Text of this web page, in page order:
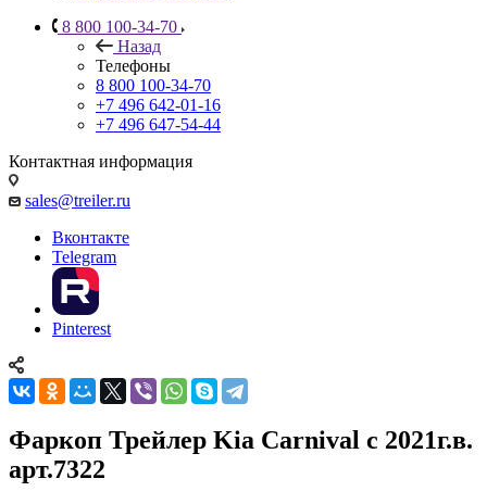
8 800 100-34-70
Назад
Телефоны
8 800 100-34-70
+7 496 642-01-16
+7 496 647-54-44
Контактная информация
sales@treiler.ru
Вконтакте
Telegram
Pinterest
Фаркоп Трейлер Kia Carnival с 2021г.в.
арт.7322